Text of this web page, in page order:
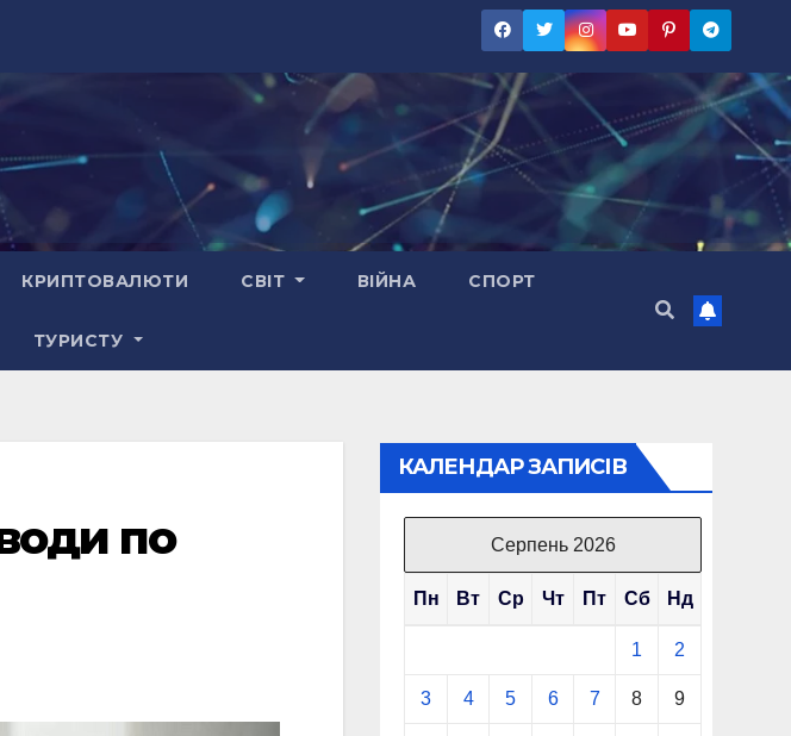
КРИПТОВАЛЮТИ СВІТ ВІЙНА СПОРТ
ТУРИСТУ
по
КАЛЕНДАР ЗАПИСІВ
Серпень 2026
Пн Вт Ср Чт Пт Сб Нд
1 2
3 4 5 6 7 8 9